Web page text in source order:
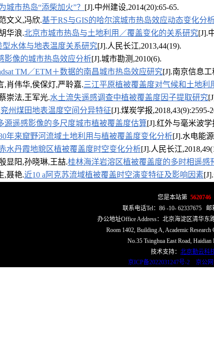
城市热岛“添柴加火”？ [J].中州建设,2014(20):65-65.
文义,冯欣.基于RS与GIS的哈尔滨城市热岛效应动态变化分
华浪.北京市城市热岛与土地利用／覆盖变化的关系研究[J].
型水体与地表温度关系研究[J].人民长江,2013,44(19).
影像的城市热岛效应分析[J].城市勘测,2010(6).
TM／ETM＋数据的南昌城市热岛效应研究[J].南京信息工
,肖伟华,侯保灯,严聆嘉.三江平原植被覆盖度对气候和土地利
崇法,王军光.水土流失遥感调查中植被覆盖度因子提取研究
兖州煤田地表温度空间分异特征[J].煤炭学报,2018,43(9):2595-
源遥感影像的多尺度城市植被覆盖度估算[J].红外与毫米波学
年来窟野河流域土地利用与植被覆盖度变化分析[J].水电能
水丹霞地貌区植被覆盖度时空变化分析[J].人民长江
显阳,孙晓琳,王喆.桂林海洋岩溶区植被覆盖度的多时相遥感
,聂艳.近10 a阿克苏流域植被覆盖时空演变特征及影响因素
您是本站第 5620746
联系电话Tel：86 -10- 62337675 邮
办公地址Office Address：北京海淀区清华东
Room 1402, Building A, Academic
No.35 Tsinghua East Road,
技术支持： 北京勤云科
京ICP备2022031247号-2 京公网